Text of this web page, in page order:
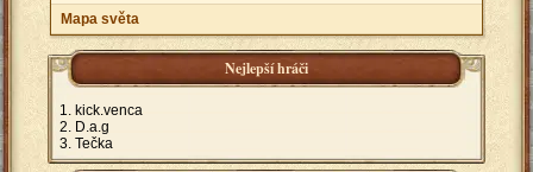
Mapa světa
Nejlepší hráči
kick.venca
D.a.g
Tečka